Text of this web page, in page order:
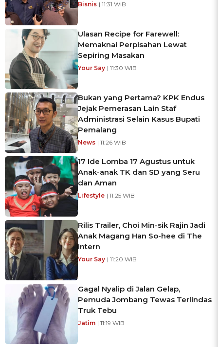
Bisnis | 11:31 WIB
Ulasan Recipe for Farewell:
Memaknai Perpisahan Lewat
Sepiring Masakan
Your Say | 11:30 WIB
Bukan yang Pertama? KPK Endus
Jejak Pemerasan Lain Staf
Administrasi Selain Kasus Bupati
Pemalang
News | 11:26 WIB
17 Ide Lomba 17 Agustus untuk
Anak-anak TK dan SD yang Seru
dan Aman
Lifestyle | 11:25 WIB
Rilis Trailer, Choi Min-sik Rajin Jadi
Anak Magang Han So-hee di The
Intern
Your Say | 11:20 WIB
Gagal Nyalip di Jalan Gelap,
Pemuda Jombang Tewas Terlindas
Truk Tebu
Jatim | 11:19 WIB